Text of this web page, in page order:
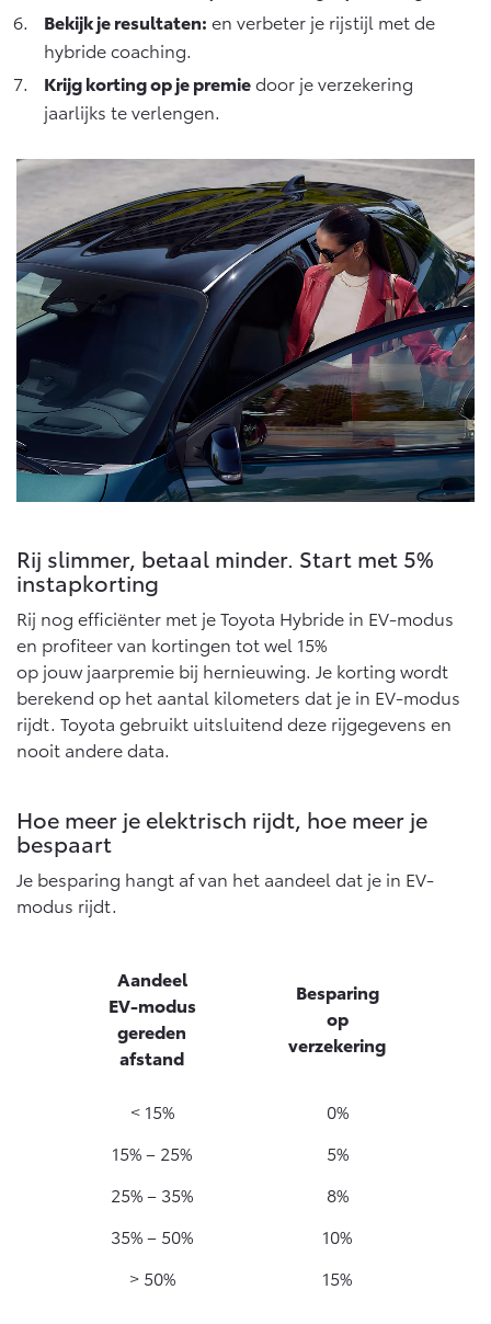
Bekijk je resultaten: en verbeter je rijstijl met de
hybride coaching.
Krijg korting op je premiedoor je verzekering
jaarlijks te verlengen.
Rij slimmer, betaal minder. Start met 5%
instapkorting
Rij nog efficiënter met je Toyota Hybride in EV-modus
en profiteer van kortingen tot wel 15%
op jouw jaarpremie bij hernieuwing. Je korting wordt
berekend op het aantal kilometers dat je in EV-modus
rijdt. Toyota gebruikt uitsluitend deze rijgegevens en
nooit andere data.
Hoe meer je elektrisch rijdt, hoe meer je
bespaart
Je besparing hangt af van het aandeel dat je in EV-
modus rijdt.
Aandeel
EV-modus
gereden
afstand
Besparing
op
verzekering
< 15%
0%
15% – 25%
5%
25% – 35%
8%
35% – 50%
10%
> 50%
15%